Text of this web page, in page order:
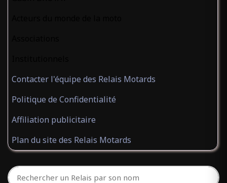
Contacter l'équipe des Relais Motards
Politique de Confidentialité
Affiliation publicitaire
Plan du site des Relais Motards